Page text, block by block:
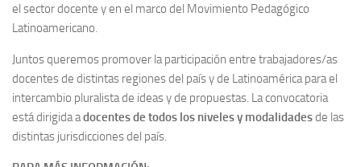
el sector docente y en el marco del Movimiento Pedagógico
Latinoamericano.
Juntos queremos promover la participación entre trabajadores/as
docentes de distintas regiones del país y de Latinoamérica para el
intercambio pluralista de ideas y de propuestas. La convocatoria
está dirigida adocentes de todos los niveles y modalidadesde las
distintas jurisdicciones del país.